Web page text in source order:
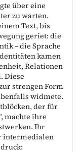
über eine
zu warten.
Text, bis
geriet: die
– die Sprache
kamen
Relationen
Diese
strengen Form
widmete.
der für
machte ihre
Ihr
intermedialen